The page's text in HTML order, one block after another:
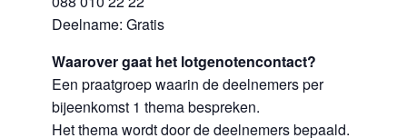
Deelname: Gratis
Waarover gaat het lotgenotencontact?
Een praatgroep waarin de deelnemers per
bijeenkomst 1 thema bespreken.
Het thema wordt door de deelnemers bepaald.